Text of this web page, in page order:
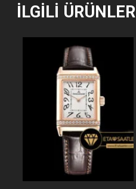
İLGILI ÜRÜNLER